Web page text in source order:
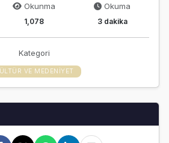
Okunma
1,078
Okuma
3 dakika
Kategori
VE MEDENIYET